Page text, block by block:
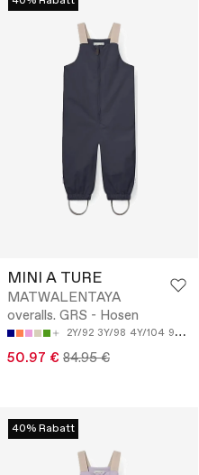
MINI A TURE
MATWALENTAYA
overalls. GRS - Hosen
2Y/92 3Y/98 4Y/104 9M/74
50.97 € 84.95 €
40% Rabatt